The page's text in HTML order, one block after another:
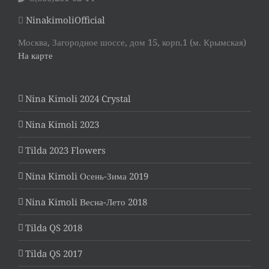
NinakimoliOfficial
Москва, Загородное шоссе, дом 15, корп.1 (м. Крымская)
На карте
Nina Kimoli 2024 Crystal
Nina Kimoli 2023
Tilda 2023 Flowers
Nina Kimoli Осень-Зима 2019
Nina Kimoli Весна-Лето 2018
Tilda QS 2018
Tilda QS 2017